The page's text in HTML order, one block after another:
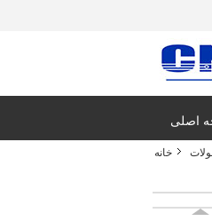
اصلی
خانه